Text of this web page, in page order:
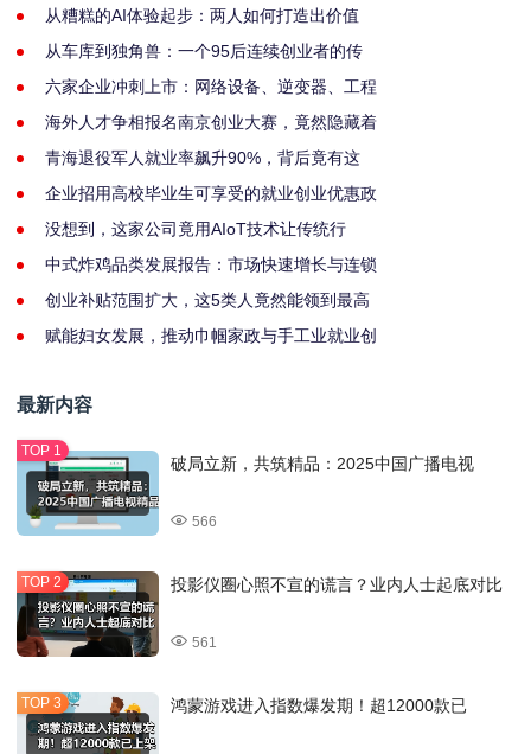
从糟糕的AI体验起步：两人如何打造出价值
从车库到独角兽：一个95后连续创业者的传
六家企业冲刺上市：网络设备、逆变器、工程
海外人才争相报名南京创业大赛，竟然隐藏着
青海退役军人就业率飙升90%，背后竟有这
企业招用高校毕业生可享受的就业创业优惠政
没想到，这家公司竟用AIoT技术让传统行
中式炸鸡品类发展报告：市场快速增长与连锁
创业补贴范围扩大，这5类人竟然能领到最高
赋能妇女发展，推动巾帼家政与手工业就业创
最新内容
破局立新，共筑精品：2025中国广播电视
566
投影仪圈心照不宣的谎言？业内人士起底对比
561
鸿蒙游戏进入指数爆发期！超12000款已